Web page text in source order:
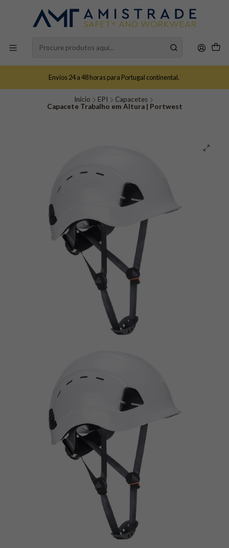
Envios 24 a 48 horas para Portugal continental.
Início EPI
Capacetes
Capacete Trabalho em Altura | Portwest